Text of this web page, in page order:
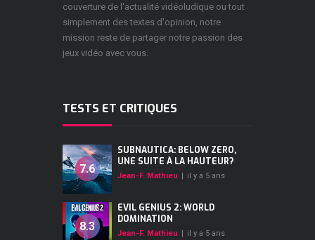
couverture de l'actualité vidéoludique ou tout
simplement des textes d'opinion, notre
mission reste de partager notre passion des
jeux vidéo avec vous.
TESTS ET CRITIQUES
7.6
SUBNAUTICA: BELOW ZERO,
UNE SUITE À LA HAUTEUR?
Jean-F. Mathieu | il y a 5 ans
8.3
EVIL GENIUS 2: WORLD
DOMINATION
Jean-F. Mathieu | il y a 5 ans